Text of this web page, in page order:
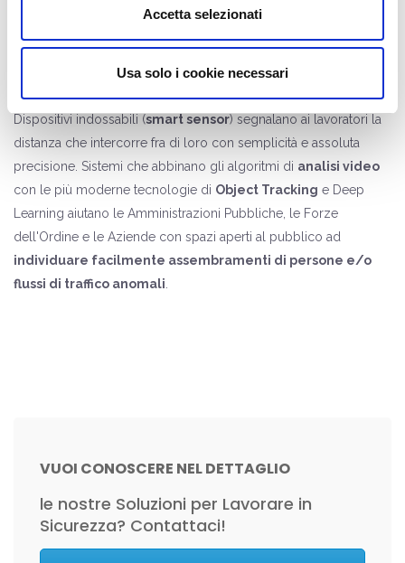
Accetta selezionati
Usa solo i cookie necessari
Soluzioni di Distanziamento
Dispositivi indossabili (smart sensor) segnalano ai lavoratori la
distanza che intercorre fra di loro con semplicità e assoluta
precisione. Sistemi che abbinano gli algoritmi di analisi video
con le più moderne tecnologie di Object Tracking e Deep
Learning aiutano le Amministrazioni Pubbliche, le Forze
dell'Ordine e le Aziende con spazi aperti al pubblico ad
individuare facilmente assembramenti di persone e/o
flussi di traffico anomali
VUOI CONOSCERE NEL DETTAGLIO
le nostre Soluzioni per Lavorare in
Sicurezza? Contattaci!